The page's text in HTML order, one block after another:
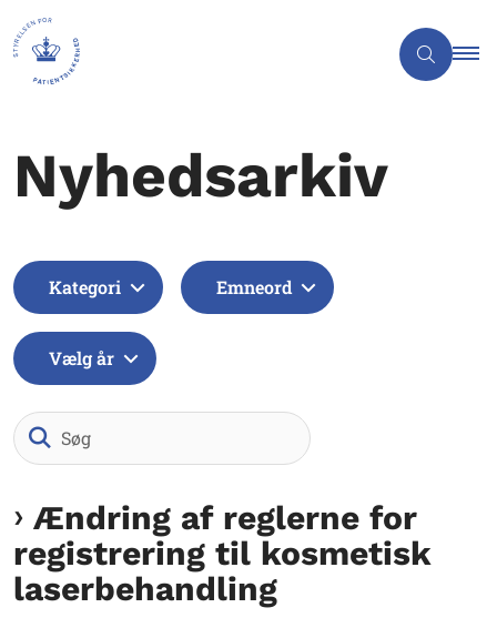
Nyhedsarkiv
Kategori Emneord
Vælg år
Ændring af reglerne for
registrering til kosmetisk
laserbehandling